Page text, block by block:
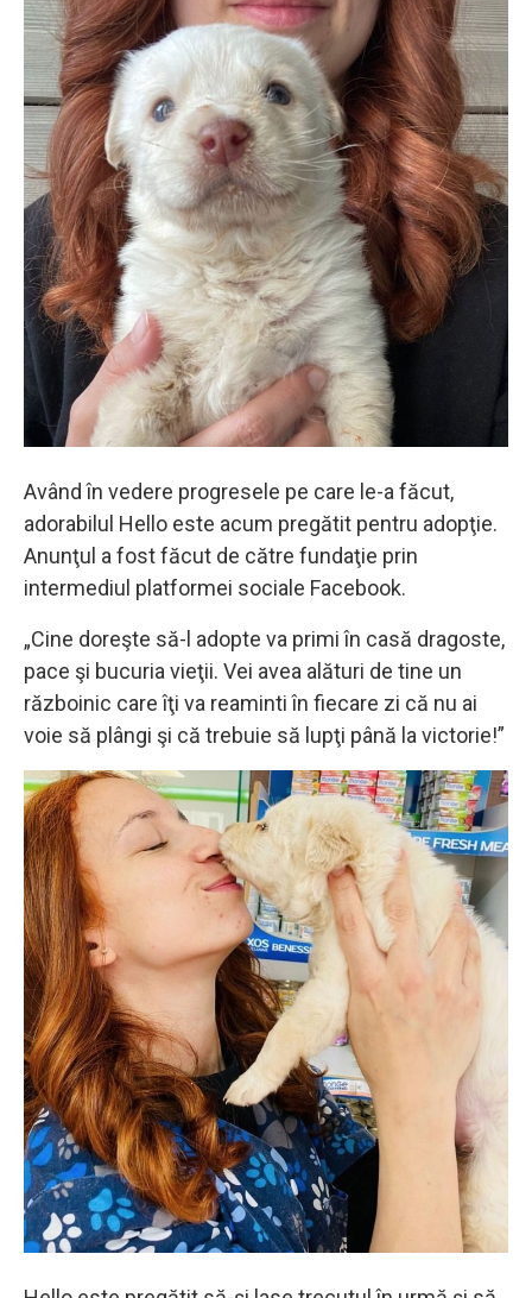
Având în vedere progresele pe care le-a făcut,
adorabilul Hello este acum pregătit pentru adopţie.
Anunţul a fost făcut de către fundaţie prin
intermediul platformei sociale Facebook.
„Cine doreşte să-l adopte va primi în casă dragoste,
pace şi bucuria vieţii. Vei avea alături de tine un
războinic care îţi va reaminti în fiecare zi că nu ai
voie să plângi şi că trebuie să lupţi până la victorie!”